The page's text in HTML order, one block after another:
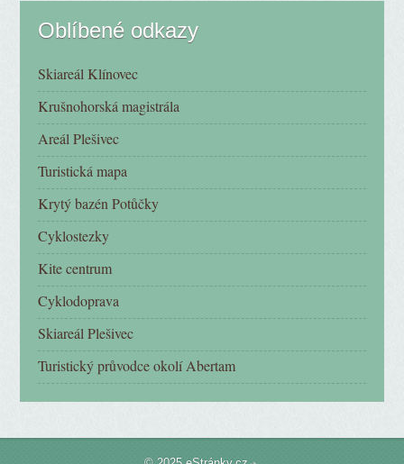
Oblíbené odkazy
Skiareál Klínovec
Krušnohorská magistrála
Areál Plešivec
Turistická mapa
Krytý bazén Potůčky
Cyklostezky
Kite centrum
Cyklodoprava
Skiareál Plešivec
Turistický průvodce okolí Abertam